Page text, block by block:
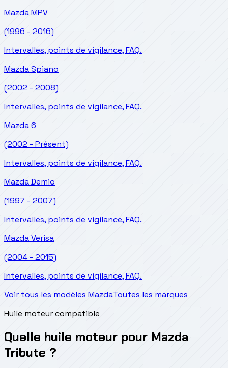
MazdaMPV
(1996 - 2016)
Intervalles, points de vigilance, FAQ.
MazdaSpiano
(2002 - 2008)
Intervalles, points de vigilance, FAQ.
Mazda6
(2002 - Présent)
Intervalles, points de vigilance, FAQ.
MazdaDemio
(1997 - 2007)
Intervalles, points de vigilance, FAQ.
MazdaVerisa
(2004 - 2015)
Intervalles, points de vigilance, FAQ.
Voir tous les modèles MazdaToutes les marques
Huile moteur compatible
Quelle huile moteur pour Mazda
Tribute ?